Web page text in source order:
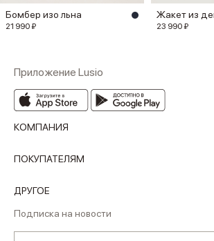
Бомбер изо льна
21 990 ₽
Жакет из
23 990 ₽
Приложение Lusio
КОМПАНИЯ
ПОКУПАТЕЛЯМ
ДРУГОЕ
Подписка на новости